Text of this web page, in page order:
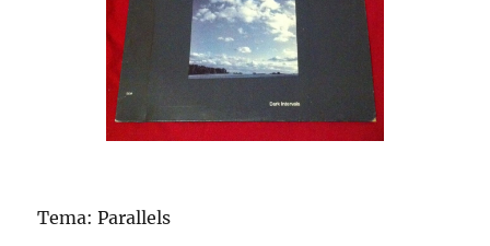
Tema: Parallels